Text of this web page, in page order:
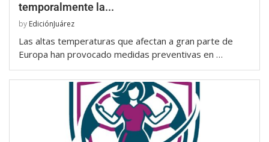
temporalmente la...
by EdiciónJuárez
Las altas temperaturas que afectan a gran parte de
Europa han provocado medidas preventivas en …